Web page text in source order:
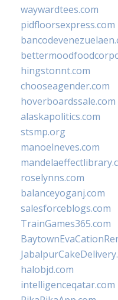
waywardtees.com
pidfloorsexpress.com
hingstonnt.com
chooseagender.com
hoverboardssale.com
alaskapolitics.com
stsmp.org
manoelneves.com
roselynns.com
balanceyoganj.com
salesforceblogs.com
TrainGames365.com
halobjd.com
intelligenceqatar.com